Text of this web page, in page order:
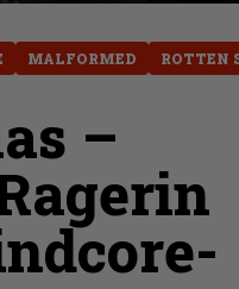
MALFORMED ROTTEN
–